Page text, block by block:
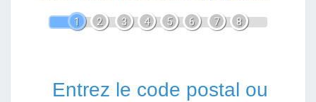
1 2 3 4 5 6 7 8
Entrez le code postal ou